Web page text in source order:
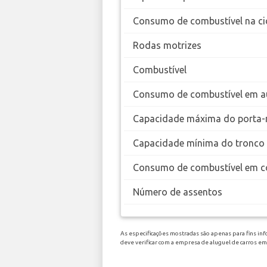
Consumo de combustível na
Rodas motrizes
Combustível
Consumo de combustível em
Capacidade máxima do
Capacidade mínima do tronco
Consumo de combustível em
Número de assentos
As especificações mostradas são apenas para fins
deve verificar com a empresa de aluguel de carros